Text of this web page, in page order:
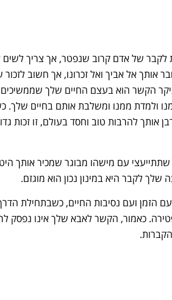
לקבר של אדם קרוב שנפטר, אך צריך
אותך אל אביך ואל זכרונו, אך חשוב לזכור
הקשר הוא בעצם החיים שלך
ולמדת ממנו ומשלבת אותם בחיים שלך.
אותך להרבות טוב וחסד בעולם, זו זכות
עם מישהו מבוגר שמכיר אותך
לקבר היא במינון נכון הוא מוגזם.
הזמן ועם נסיבות החיים, כשבתחילת
כאמור, הקשר לאבא שלך אינו נפסק